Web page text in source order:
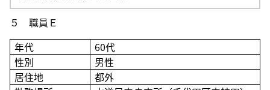
５ 職員Ｅ
年代
60代
性別
男性
居住地
都外